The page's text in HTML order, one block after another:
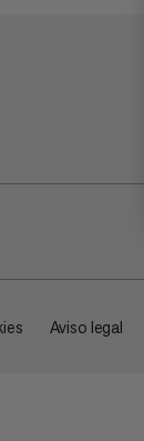
Aviso legal